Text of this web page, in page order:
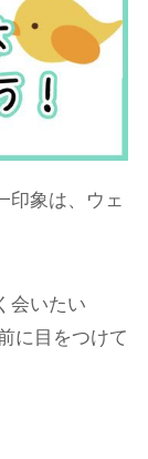
印象は、ウェ
会いたい
に目をつけて